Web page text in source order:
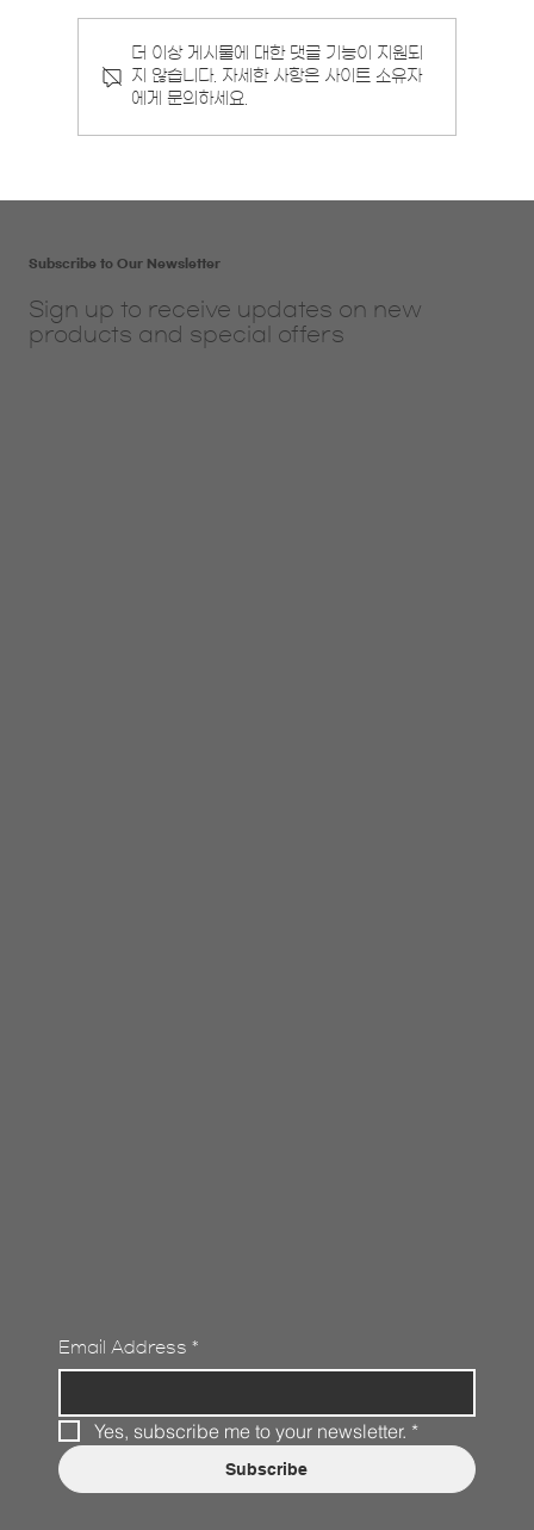
더 이상 게시물에 대한 댓글 기능이 지원되
지 않습니다. 자세한 사항은 사이트 소유자
에게 문의하세요.
Subscribe to Our Newsletter
Sign up to receive updates on new
products and special offers
Email Address *
Yes, subscribe me to your newsletter. *
Subscribe